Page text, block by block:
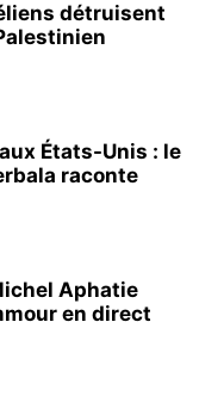
détruisent
États-Unis : le
raconte
Aphatie
en direct